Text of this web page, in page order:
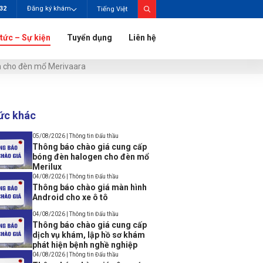
Đăng ký khám Tiếng Việt
– Sự kiện Tuyển dụng Liên hệ
cho đèn mổ Merivaara
khác
05/08/2026 | Thông tin Đấu thầu
Thông báo chào giá cung cấp
bóng đèn halogen cho đèn mổ
Merilux
04/08/2026 | Thông tin Đấu thầu
Thông báo chào giá màn hình
Android cho xe ô tô
04/08/2026 | Thông tin Đấu thầu
Thông báo chào giá cung cấp
dịch vụ khám, lập hồ sơ khám
phát hiện bệnh nghề nghiệp
04/08/2026 | Thông tin Đấu thầu